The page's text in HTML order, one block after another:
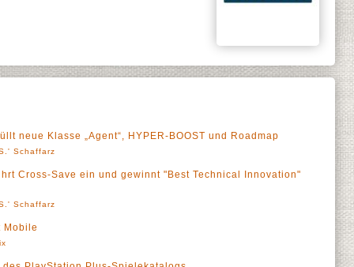
neue Klasse „Agent“, HYPER-BOOST und Roadmap
Schaffarz
Cross-Save ein und gewinnt "Best Technical Innovation"
Schaffarz
Mobile